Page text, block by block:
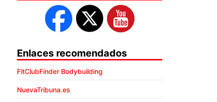
Enlaces recomendados
FitClubFinder Bodybuilding
NuevaTribuna.es